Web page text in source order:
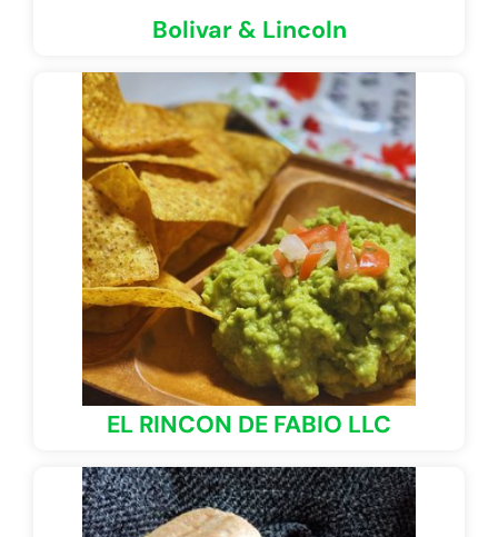
Bolivar & Lincoln
EL RINCON DE FABIO LLC